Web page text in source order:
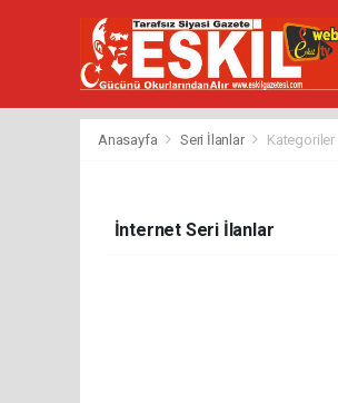
Anasayfa Seri İlanlar Kategoriler
İnternet Seri İlanlar